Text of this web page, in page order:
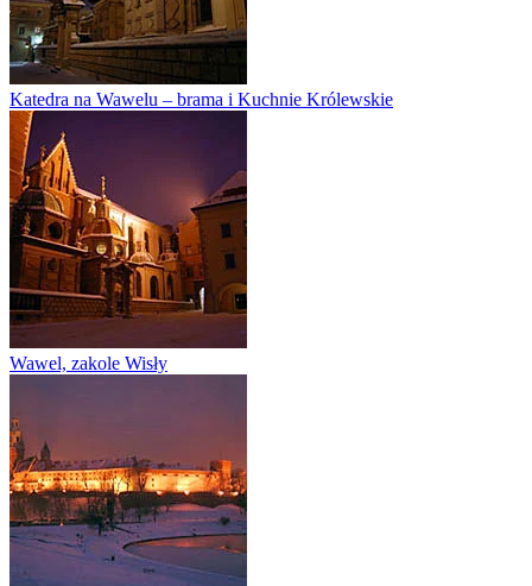
Katedra na Wawelu – brama i Kuchnie Królewskie
Wawel, zakole Wisły